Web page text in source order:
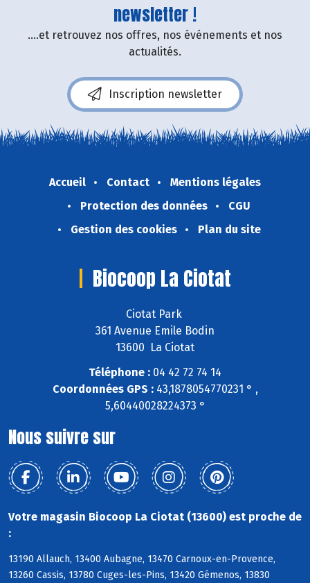
newsletter !
....et retrouvez nos offres, nos événements et nos
actualités.
Inscription newsletter
Accueil Contact
Mentions légales
Protection des données
CGU
Gestion des cookies
Plan du site
Biocoop La Ciotat
Ciotat Park
361 Avenue Emile Bodin
13600 La Ciotat
Téléphone : 04 42 72 74 14
Coordonnées GPS :43,1878054770231 ° ,
5,60440028224373 °
Nous suivre sur
Votre magasin Biocoop La Ciotat (13600) est proche de
:
13190 Allauch, 13400 Aubagne, 13470 Carnoux-en-Provence,
13260 Cassis, 13780 Cuges-les-Pins, 13420 Gémenos, 13830